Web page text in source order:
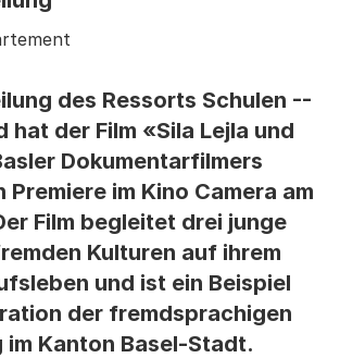
des Ressorts Schulen --
hat der Film «Sila Lejla und
Dokumentarfilmers
Premiere im Kino Camera am
Film begleitet drei junge
Kulturen auf ihrem
und ist ein Beispiel
der fremdsprachigen
im Kanton Basel-Stadt.